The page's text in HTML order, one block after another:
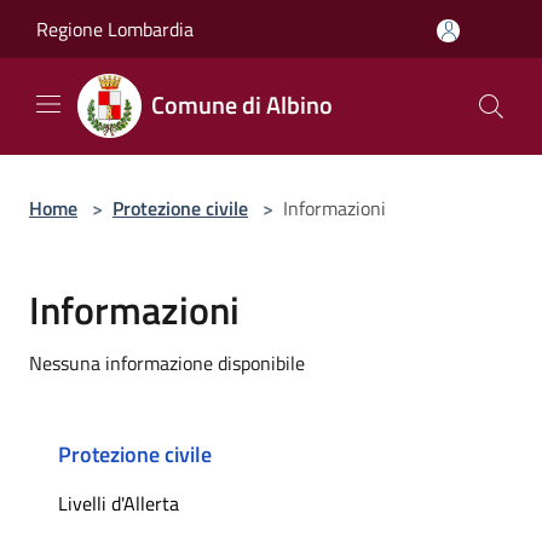
Regione Lombardia
Comune di Albino
Home > Protezione civile > Informazioni
Informazioni
Nessuna informazione disponibile
Protezione civile
Livelli d'Allerta